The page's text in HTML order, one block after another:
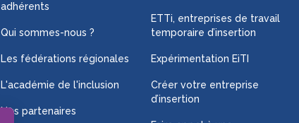
adhérents
Qui sommes-nous ?
Les fédérations régionales
L'académie de l'inclusion
Nos partenaires
ETTi, entreprises de travail
temporaire d’insertion
Expérimentation EiTI
Créer votre entreprise
d’insertion